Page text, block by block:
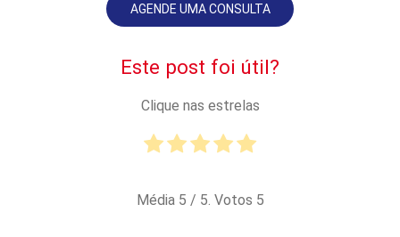
AGENDE UMA CONSULTA
Este post foi útil?
Clique nas estrelas
Média 5 / 5. Votos 5